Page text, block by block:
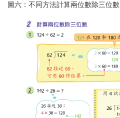
圖六：不同方法計算兩位數除三位數